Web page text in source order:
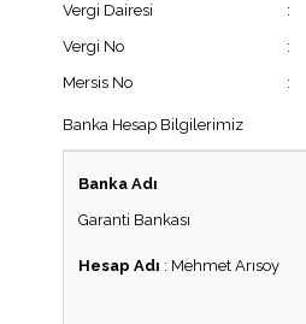
Vergi Dairesi
:
Vergi No
:
Mersis No
:
Banka Hesap Bilgilerimiz
Banka Adı
Garanti Bankası
Hesap Adı : Mehmet Arısoy